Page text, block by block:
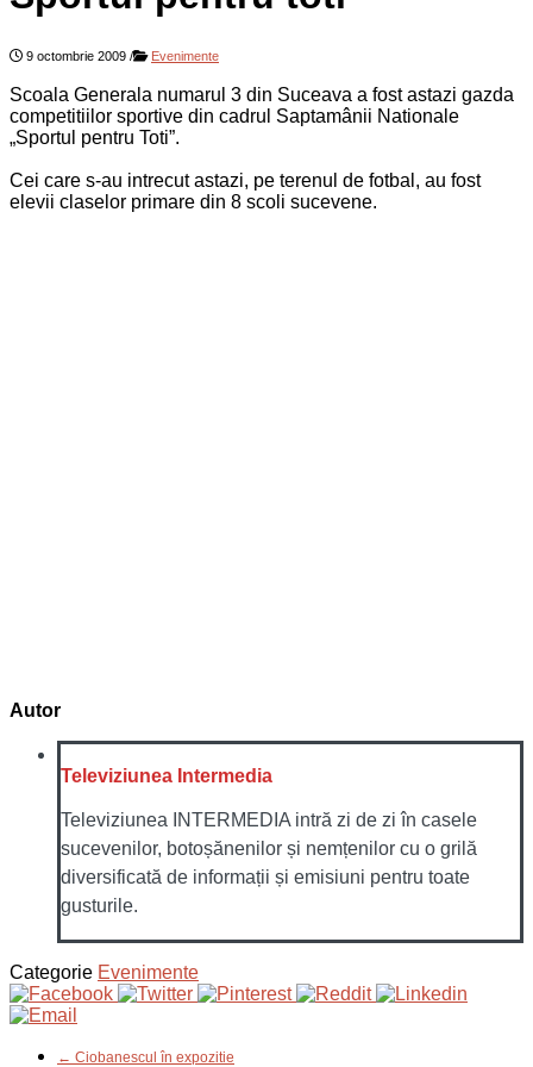
9 octombrie 2009 / Evenimente
Scoala Generala numarul 3 din Suceava a fost astazi gazda
competitiilor sportive din cadrul Saptamânii Nationale
„Sportul pentru Toti”.
Cei care s-au intrecut astazi, pe terenul de fotbal, au fost
elevii claselor primare din 8 scoli sucevene.
Autor
Televiziunea Intermedia
Televiziunea INTERMEDIA intră zi de zi în casele
sucevenilor, botoșănenilor și nemțenilor cu o grilă
diversificată de informații și emisiuni pentru toate
gusturile.
Categorie Evenimente
← Ciobanescul în expozitie